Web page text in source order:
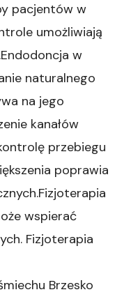
pacjentów w
umożliwiają
w
naturalnego
na jego
kanałów
przebiegu
poprawia
wspierać
Fizjoterapia
Brzesko